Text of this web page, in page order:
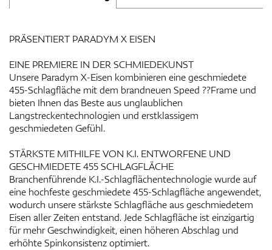
PRÄSENTIERT PARADYM X EISEN
EINE PREMIERE IN DER SCHMIEDEKUNST
Unsere Paradym X-Eisen kombinieren eine geschmiedete
455-Schlagfläche mit dem brandneuen Speed ??Frame und
bieten Ihnen das Beste aus unglaublichen
Langstreckentechnologien und erstklassigem
geschmiedeten Gefühl.
STÄRKSTE MITHILFE VON K.I. ENTWORFENE UND
GESCHMIEDETE 455 SCHLAGFLÄCHE
Branchenführende K.I.-Schlagflächentechnologie wurde auf
eine hochfeste geschmiedete 455-Schlagfläche angewendet,
wodurch unsere stärkste Schlagfläche aus geschmiedetem
Eisen aller Zeiten entstand. Jede Schlagfläche ist einzigartig
für mehr Geschwindigkeit, einen höheren Abschlag und
erhöhte Spinkonsistenz optimiert.